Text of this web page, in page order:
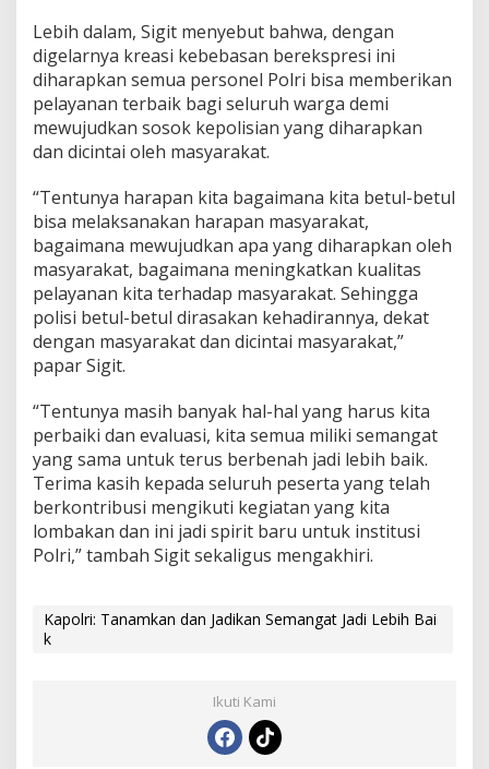
Lebih dalam, Sigit menyebut bahwa, dengan
digelarnya kreasi kebebasan berekspresi ini
diharapkan semua personel Polri bisa memberikan
pelayanan terbaik bagi seluruh warga demi
mewujudkan sosok kepolisian yang diharapkan
dan dicintai oleh masyarakat.
“Tentunya harapan kita bagaimana kita betul-betul
bisa melaksanakan harapan masyarakat,
bagaimana mewujudkan apa yang diharapkan oleh
masyarakat, bagaimana meningkatkan kualitas
pelayanan kita terhadap masyarakat. Sehingga
polisi betul-betul dirasakan kehadirannya, dekat
dengan masyarakat dan dicintai masyarakat,”
papar Sigit.
“Tentunya masih banyak hal-hal yang harus kita
perbaiki dan evaluasi, kita semua miliki semangat
yang sama untuk terus berbenah jadi lebih baik.
Terima kasih kepada seluruh peserta yang telah
berkontribusi mengikuti kegiatan yang kita
lombakan dan ini jadi spirit baru untuk institusi
Polri,” tambah Sigit sekaligus mengakhiri.
Kapolri: Tanamkan dan Jadikan Semangat Jadi Lebih Bai
k
Ikuti Kami